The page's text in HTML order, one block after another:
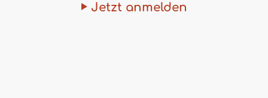
Jetzt anmelden